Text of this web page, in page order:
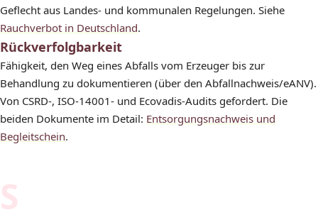
Geflecht aus Landes- und kommunalen Regelungen. Siehe
Rauchverbot in Deutschland.
Rückverfolgbarkeit
Fähigkeit, den Weg eines Abfalls vom Erzeuger bis zur
Behandlung zu dokumentieren (über den Abfallnachweis/eANV).
Von CSRD-, ISO-14001- und Ecovadis-Audits gefordert. Die
beiden Dokumente im Detail: Entsorgungsnachweis und
Begleitschein.
S